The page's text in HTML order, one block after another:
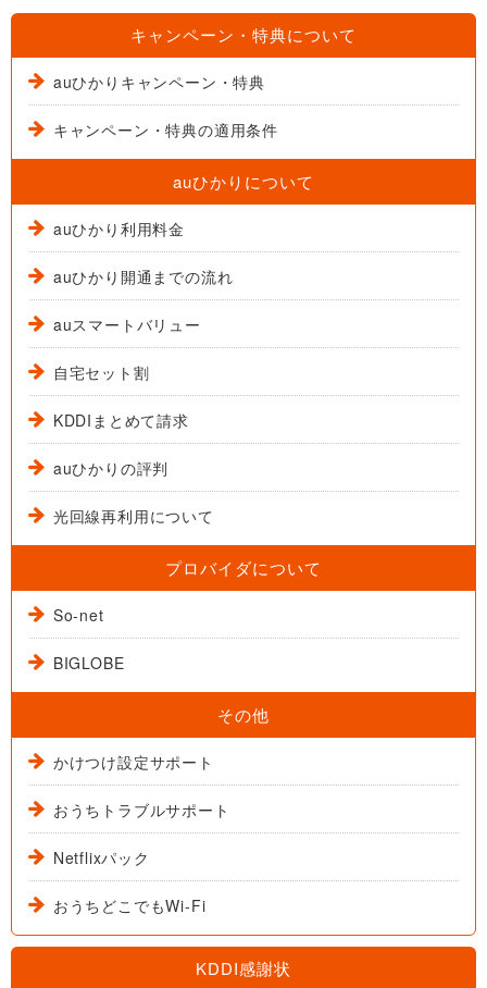
キャンペーン・特典について
auひかりキャンペーン・特典
キャンペーン・特典の適用条件
auひかりについて
auひかり利用料金
auひかり開通までの流れ
auスマートバリュー
自宅セット割
KDDIまとめて請求
auひかりの評判
光回線再利用について
プロバイダについて
So-net
BIGLOBE
その他
かけつけ設定サポート
おうちトラブルサポート
Netflixパック
おうちどこでもWi-Fi
KDDI感謝状